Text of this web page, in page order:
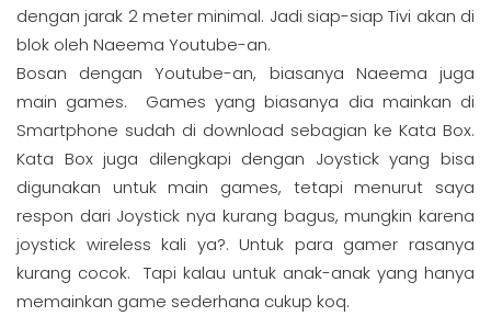
dengan jarak 2 meter minimal. Jadi siap-siap Tivi akan di
blok oleh Naeema Youtube-an.
Bosan dengan Youtube-an, biasanya Naeema juga
main games. Games yang biasanya dia mainkan di
Smartphone sudah di download sebagian ke Kata Box.
Kata Box juga dilengkapi dengan Joystick yang bisa
digunakan untuk main games, tetapi menurut saya
respon dari Joystick nya kurang bagus, mungkin karena
joystick wireless kali ya?. Untuk para gamer rasanya
kurang cocok. Tapi kalau untuk anak-anak yang hanya
memainkan game sederhana cukup koq.